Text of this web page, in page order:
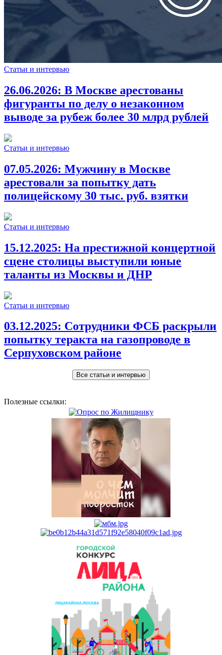
Статьи и интервью
26.06.2026: В Москве арестованы
фигуранты по делу о незаконном
выводе за рубеж более 30 млрд рублей
Статьи и интервью
07.05.2026: Мужчину в Москве
арестовали за попытку дать
полицейскому 30 тыс. руб. взятки
Статьи и интервью
15.12.2025: На престижной концертной
сцене столицы выступили юные
таланты из Москвы и ДНР
Статьи и интервью
03.12.2025: Сотрудники ФСБ раскрыли
попытку теракта на газопроводе в
Серпуховском районе
Все статьи и интервью
Полезные ссылки: